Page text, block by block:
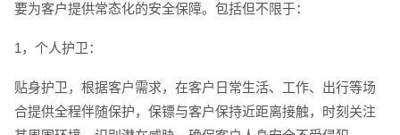
要为客户提供常态化的安全保障。包括但不限于：
1，个人护卫：
贴身护卫，根据客户需求，在客户日常生活、工作、出行等场
合提供全程伴随保护，保镖与客户保持近距离接触，时刻关注